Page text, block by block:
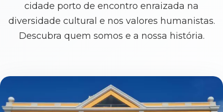
cidade porto de encontro enraizada na
diversidade cultural e nos valores humanistas.
Descubra quem somos e a nossa história.